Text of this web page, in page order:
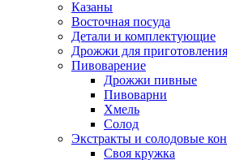
Казаны
Восточная посуда
Детали и комплектующие
Дрожжи для
Пивоварение
Дрожжи пивные
Пивоварни
Хмель
Солод
Экстракты и солодовые
Своя кружка